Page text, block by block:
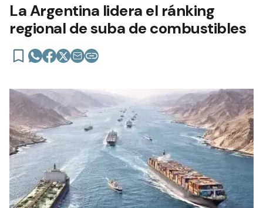
La Argentina lidera el ránking
regional de suba de combustibles